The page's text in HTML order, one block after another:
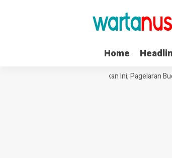
Home
Pekan Ini, Pagelaran